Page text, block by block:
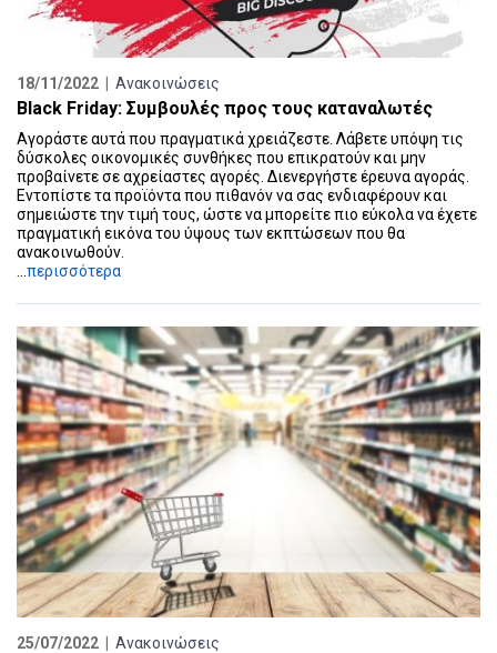
18/11/2022 | Ανακοινώσεις
Black Friday: Συμβουλές προς τους καταναλωτές
Αγοράστε αυτά που πραγματικά χρειάζεστε. Λάβετε υπόψη τις
δύσκολες οικονομικές συνθήκες που επικρατούν και μην
προβαίνετε σε αχρείαστες αγορές. Διενεργήστε έρευνα αγοράς.
Εντοπίστε τα προϊόντα που πιθανόν να σας ενδιαφέρουν και
σημειώστε την τιμή τους, ώστε να μπορείτε πιο εύκολα να έχετε
πραγματική εικόνα του ύψους των εκπτώσεων που θα
ανακοινωθούν.
...περισσότερα
25/07/2022 | Ανακοινώσεις